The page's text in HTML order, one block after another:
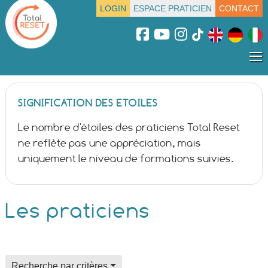
LOGIN ESPACE PRATICIEN CONTACT
≡
SIGNIFICATION DES ETOILES
Le nombre d'étoiles des praticiens Total Reset
ne reflète pas une appréciation, mais
uniquement le niveau de formations suivies.
Les praticiens
Recherche par critèresfield for alpha index